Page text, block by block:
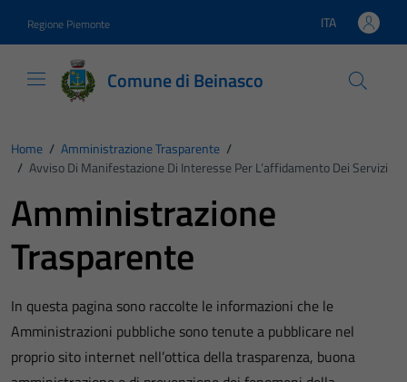
Regione Piemonte Lingua attiva:
ITA
Comune di Beinasco
Home / Amministrazione Trasparente /
/ Avviso Di Manifestazione Di Interesse Per L’affidamento Dei Servizi
Amministrazione
Trasparente
In questa pagina sono raccolte le informazioni che le
Amministrazioni pubbliche sono tenute a pubblicare nel
proprio sito internet nell’ottica della trasparenza, buona